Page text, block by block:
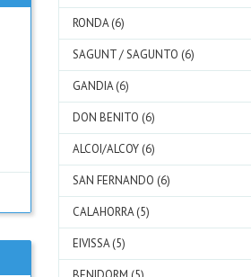
RONDA (6)
SAGUNT / SAGUNTO (6)
GANDIA (6)
DON BENITO (6)
ALCOI/ALCOY (6)
SAN FERNANDO (6)
CALAHORRA (5)
EIVISSA (5)